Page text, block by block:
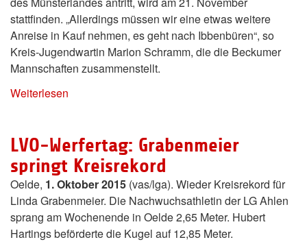
stattfinden. „Allerdings müssen wir eine etwas weitere
Anreise in Kauf nehmen, es geht nach Ibbenbüren“, so
Kreis-Jugendwartin Marion Schramm, die die Beckumer
Mannschaften zusammenstellt.
Weiterlesen
LVO-Werfertag: Grabenmeier
springt Kreisrekord
Oelde, 1. Oktober 2015 (vas/lga). Wieder Kreisrekord für
Linda Grabenmeier. Die Nachwuchsathletin der LG Ahlen
sprang am Wochenende in Oelde 2,65 Meter. Hubert
Hartings beförderte die Kugel auf 12,85 Meter.